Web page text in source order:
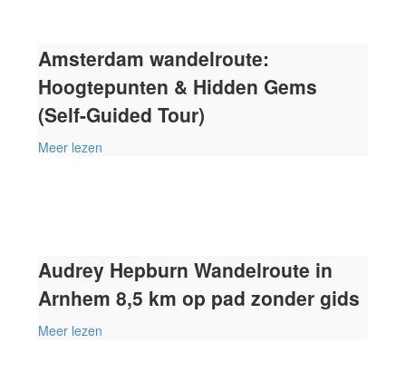
Amsterdam wandelroute:
Hoogtepunten & Hidden Gems
(Self-Guided Tour)
Meer lezen
Audrey Hepburn Wandelroute in
Arnhem 8,5 km op pad zonder gids
Meer lezen